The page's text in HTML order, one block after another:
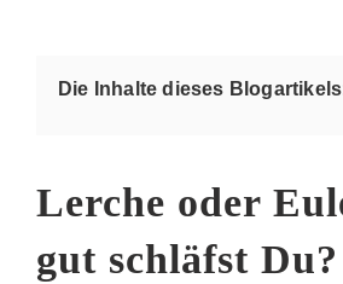
Die Inhalte dieses
Lerche oder
gut schläfst Du?